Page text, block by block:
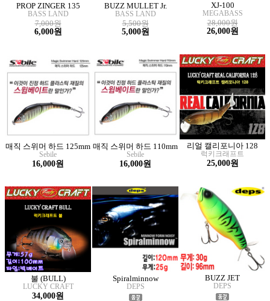
PROP ZINGER 135
BASS LAND
7,000원
6,000원
BUZZ MULLET Jr.
BASS LAND
5,500원
5,000원
XJ-100
MEGABASS
28,000원
26,000원
매직 스위머 하드 125mm
Sebile
16,000원
매직 스위머 하드 110mm
Sebile
16,000원
리얼 캘리포니아 128
럭키크래프트
25,000원
불 (BULL)
LUCKY CRAFT
34,000원
Spiralminnow
DEPS
BUZZ JET
DEPS